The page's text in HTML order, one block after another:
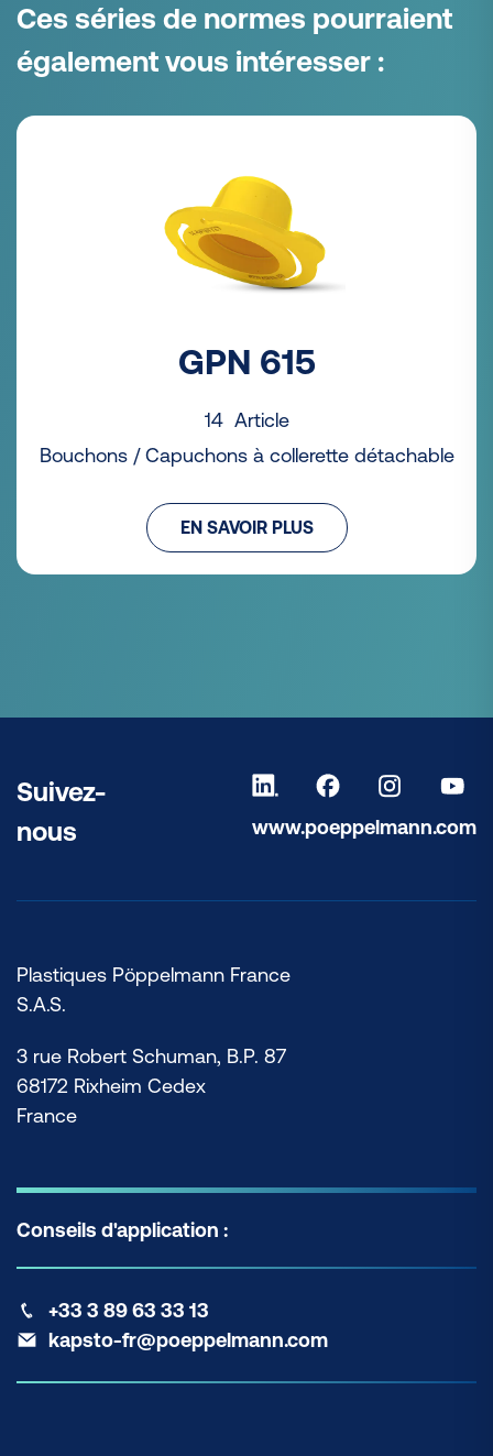
Ces séries de normes pourraient
également vous intéresser :
GPN 615
14 Article
Bouchons / Capuchons à collerette détachable
EN SAVOIR PLUS
Suivez-
nous
www.poeppelmann.com
Plastiques Pöppelmann France
S.A.S.
3 rue Robert Schuman, B.P. 87
68172 Rixheim Cedex
France
Conseils d'application :
+33 3 89 63 33 13
kapsto-fr@poeppelmann.com